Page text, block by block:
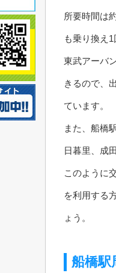
所要時間は
も乗り換え
東武アーバ
きるので、
ています。
また、船橋
日暮里、成
このように
を利用する
ょう。
船橋